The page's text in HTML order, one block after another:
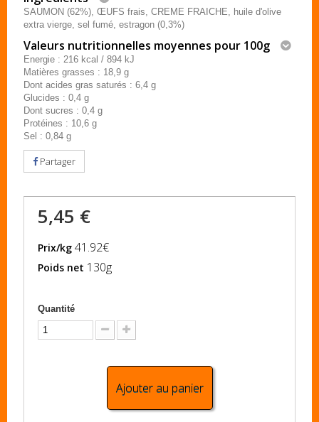
SAUMON (62%), ŒUFS frais, CREME FRAICHE, huile d'olive
extra vierge, sel fumé, estragon (0,3%)
Valeurs nutritionnelles moyennes pour 100g
Energie : 216 kcal / 894 kJ
Matières grasses : 18,9 g
Dont acides gras saturés : 6,4 g
Glucides : 0,4 g
Dont sucres : 0,4 g
Protéines : 10,6 g
Sel : 0,84 g
Partager
5,45 €
Prix/kg 41.92€
Poids net 130g
Quantité
Ajouter au panier